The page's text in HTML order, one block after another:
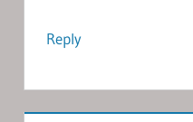
Reply